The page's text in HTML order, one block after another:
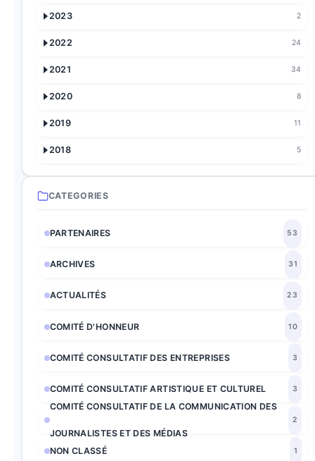
2023 2
2022 24
2021 34
2020 8
2019 11
2018 5
CATEGORIES
PARTENAIRES 53
ARCHIVES 31
ACTUALITÉS 23
COMITÉ D'HONNEUR 10
COMITÉ CONSULTATIF DES ENTREPRISES 3
COMITÉ CONSULTATIF ARTISTIQUE ET CULTUREL 3
COMITÉ CONSULTATIF DE LA COMMUNICATION DES
JOURNALISTES ET DES MÉDIAS
2
NON CLASSÉ 1